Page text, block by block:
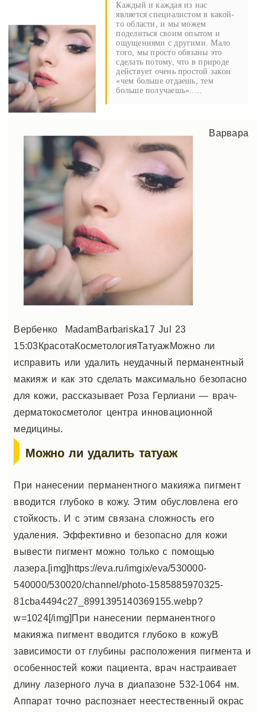
Каждый и каждая из нас
является специалистом в какой-
то области, и мы можем
поделиться своим опытом и
ощущениями с другими. Мало
того, мы просто обязаны это
сделать потому, что в природе
действует очень простой закон
«чем больше отдаешь, тем
больше получаешь».....
Варвара
Вербенко MadamBarbariska17 Jul 23
15:03КрасотаКосметологияТатуажМожно ли
исправить или удалить неудачный перманентный
макияж и как это сделать максимально безопасно
для кожи, рассказывает Роза Герлиани ― врач-
дерматокосметолог центра инновационной
медицины.
Можно ли удалить татуаж
При нанесении перманентного макияжа пигмент
вводится глубоко в кожу. Этим обусловлена его
стойкость. И с этим связана сложность его
удаления. Эффективно и безопасно для кожи
вывести пигмент можно только с помощью
лазера.[img]https://eva.ru/imgix/eva/530000-
540000/530020/channel/photo-1585885970325-
81cba4494c27_8991395140369155.webp?
w=1024[/img] При нанесении перманентного
макияжа пигмент вводится глубоко в кожуВ
зависимости от глубины расположения пигмента и
особенностей кожи пациента, врач настраивает
длину лазерного луча в диапазоне 532-1064 нм.
Аппарат точно распознает неестественный окрас